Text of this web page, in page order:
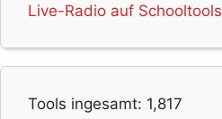
Live-Radio auf Schooltools
Tools ingesamt: 1,817